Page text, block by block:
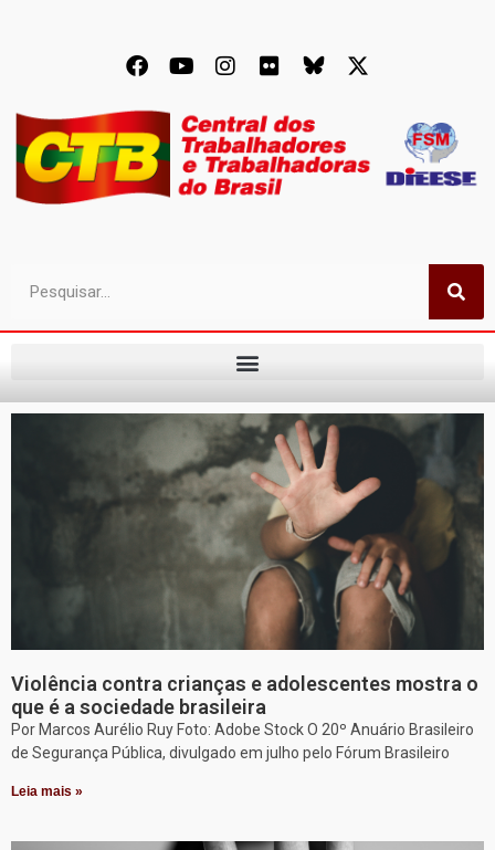
Violência contra crianças e adolescentes mostra o
que é a sociedade brasileira
Por Marcos Aurélio Ruy Foto: Adobe Stock O 20º Anuário Brasileiro
de Segurança Pública, divulgado em julho pelo Fórum Brasileiro
Leia mais »